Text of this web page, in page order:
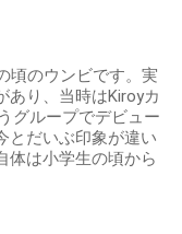
頃のウンビです。実
あり、当時はKiroyカ
グループでデビュー
とだいぶ印象が違い
体は小学生の頃から